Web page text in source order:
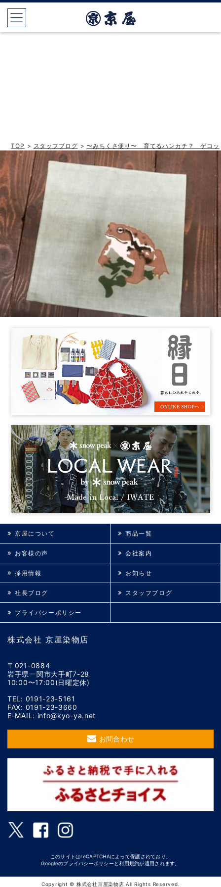
TOP > スタッフブログ >〜みちくさ便り〜 育てるハンカチ？ ゲコッ
株式会社 京屋染物店
〒021-0884
岩手県一関市大手町7-28
10:00〜17:00(日曜定休)
TEL: 0191-23-5161
FAX: 0191-23-3660
E-MAIL: info@kyo-ya.net
お問合わせ
京屋について 商品一覧
お客様の声 会社案内
採用情報 お知らせ
社長ブログ スタッフブログ
プライバシーポリシー
このサイトはreCAPTCHAによって保護されており、
Googleのプライバシーポリシー と利用規約が適用されます。
Copyright © 株式会社京屋染物店 All Rights Reserved.